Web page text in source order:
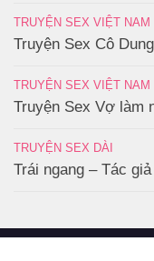
TRUYỆN SEX VIỆT NAM
Truyện Sex Cô
TRUYỆN SEX VIỆT NAM
Truyện Sex Vợ làm
TRUYỆN SEX DÀI
Trái ngang – Tác